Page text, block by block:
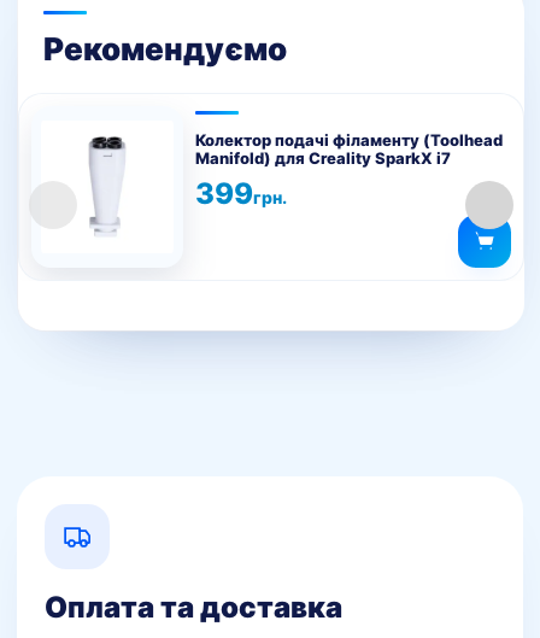
Рекомендуємо
Колектор подачі філаменту (Toolhead
Manifold) для Creality SparkX i7
399грн.
Оплата та доставка